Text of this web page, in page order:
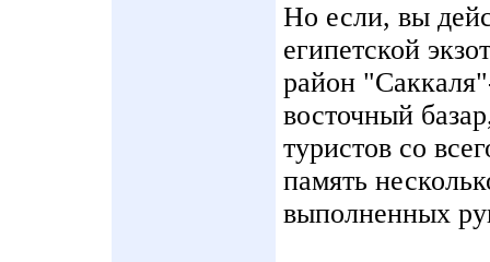
Но если, вы
египетской
район
восточный
туристов со
память
выполненных